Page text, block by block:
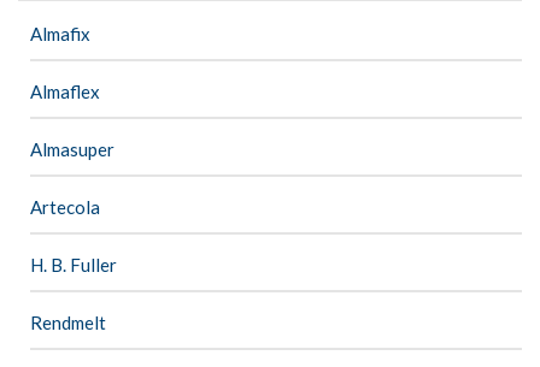
Almafix
Almaflex
Almasuper
Artecola
H. B. Fuller
Rendmelt